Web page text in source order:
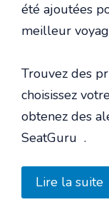
été ajoutées
meilleur
Trouvez des
choisissez
obtenez des
SeatGuru .
Lire la suite